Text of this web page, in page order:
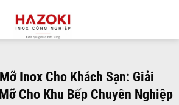
Inox Cho Khách Sạn: Giải
Cho Khu Bếp Chuyên Nghiệp